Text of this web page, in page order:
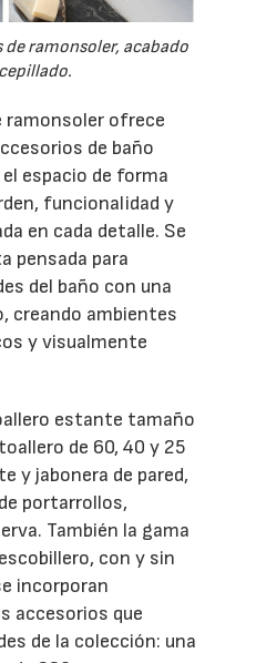
de ramonsoler, acabado
ramonsoler ofrece
de baño
espacio de forma
funcionalidad y
en cada detalle. Se
pensada para
del baño con una
creando ambientes
y visualmente
estante tamaño
de 60, 40 y 25
y jabonera de pared,
portarrollos,
También la gama
con y sin
incorporan
accesorios que
de la colección: una